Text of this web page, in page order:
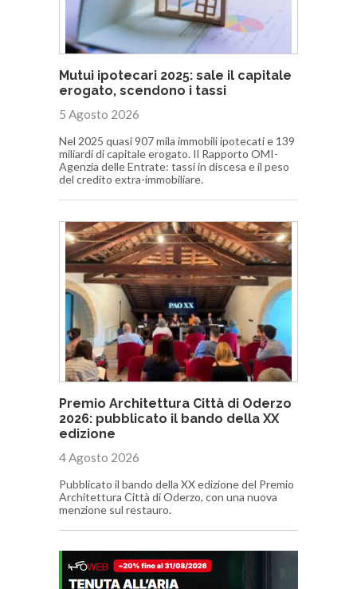
Mutui ipotecari 2025: sale il capitale
erogato, scendono i tassi
5 Agosto 2026
Nel 2025 quasi 907 mila immobili ipotecati e 139
miliardi di capitale erogato. Il Rapporto OMI-
Agenzia delle Entrate: tassi in discesa e il peso
del credito extra-immobiliare.
Premio Architettura Città di Oderzo
2026: pubblicato il bando della XX
edizione
4 Agosto 2026
Pubblicato il bando della XX edizione del Premio
Architettura Città di Oderzo, con una nuova
menzione sul restauro.